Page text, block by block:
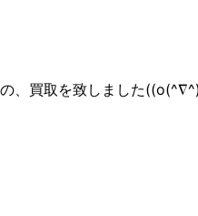
、買取を致しました